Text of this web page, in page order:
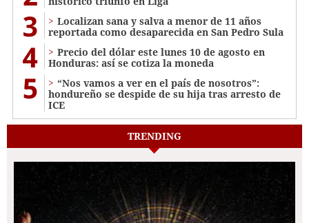
3
Localizan sana y salva a menor de 11 años
reportada como desaparecida en San Pedro Sula
4
Precio del dólar este lunes 10 de agosto en
Honduras: así se cotiza la moneda
5
“Nos vamos a ver en el país de nosotros”:
hondureño se despide de su hija tras arresto de
ICE
TRENDING